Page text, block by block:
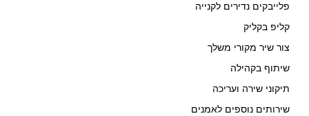
פלייבקים נדירים לקנייה
קליפ בקליק
צור שיר מקורי משלך
שיתוף בקהילה
תיקוני שירה ועריכה
שירותים נוספים לאמנים